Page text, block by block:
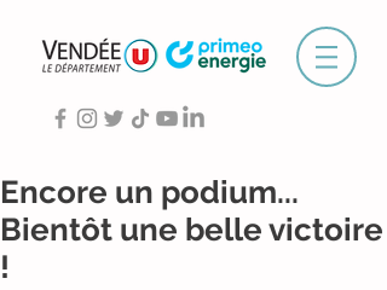
Encore un podium...
Bientôt une belle victoire
!